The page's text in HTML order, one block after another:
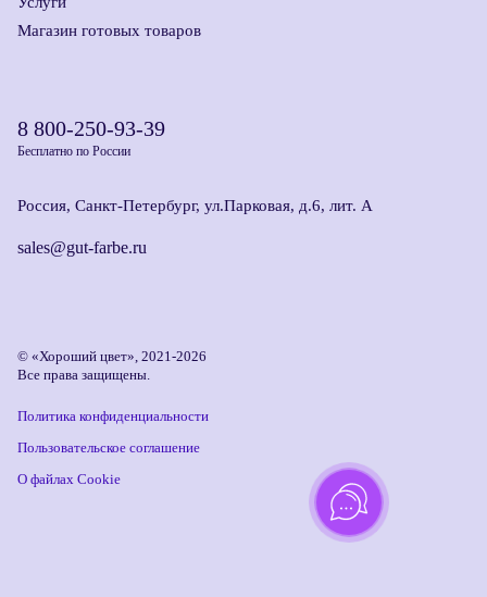
Магазин готовых товаров
8 800-250-93-39
Бесплатно по России
Россия, Санкт-Петербург, ул.Парковая, д.6, лит. А
sales@gut-farbe.ru
© «Хороший цвет», 2021-2026
Все права защищены.
Политика конфиденциальности
Пользовательское соглашение
О файлах Cookie